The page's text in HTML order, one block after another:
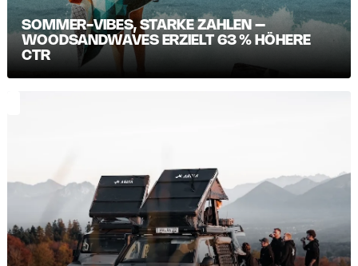
SOMMER-VIBES, STARKE ZAHLEN –
WOODSANDWAVES ERZIELT 63 % HÖHERE
CTR